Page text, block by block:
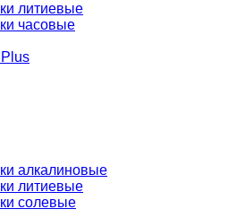
литиевые
часовые
алкалиновые
литиевые
солевые